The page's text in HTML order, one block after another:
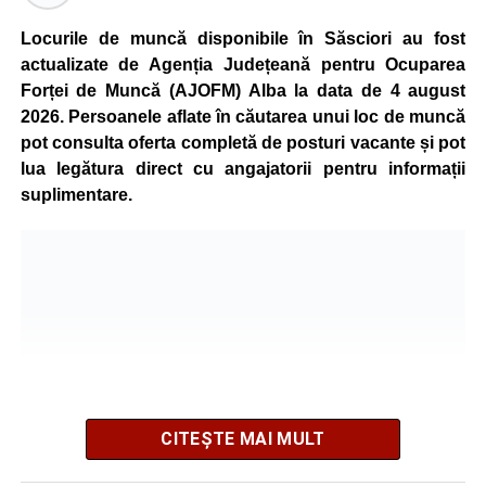
energie electrică din România. O parte din necesarul
energetic este acoperită prin producția proprie de energie,
realizată cu ajutorul panourilor fotovoltaice și al unităților
de cogenerare.
Reprezentanții companiei afirmă că vor continua
colaborarea cu autoritățile și operatorii din domeniul
energetic pentru a contribui la depășirea perioadei dificile
Ultimele știri din Sebeș
Locurile de muncă disponibile în Săsciori au fost
actualizate de Agenția Județeană pentru Ocuparea
Forței de Muncă (AJOFM) Alba la data de 4 august
2026. Persoanele aflate în căutarea unui loc de muncă
pot consulta oferta completă de posturi vacante și pot
lua legătura direct cu angajatorii pentru informații
suplimentare.
CITEȘTE MAI MULT